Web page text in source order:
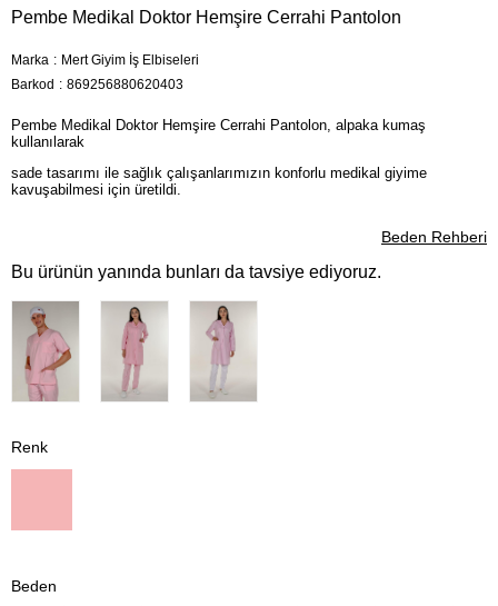
Pembe Medikal Doktor Hemşire Cerrahi Pantolon
Marka : Mert Giyim İş Elbiseleri
Barkod : 869256880620403
Pembe Medikal Doktor Hemşire Cerrahi Pantolon, alpaka kumaş
kullanılarak
sade tasarımı ile sağlık çalışanlarımızın konforlu medikal giyime
kavuşabilmesi için üretildi.
Beden Rehberi
Bu ürünün yanında bunları da tavsiye ediyoruz.
Renk
Beden